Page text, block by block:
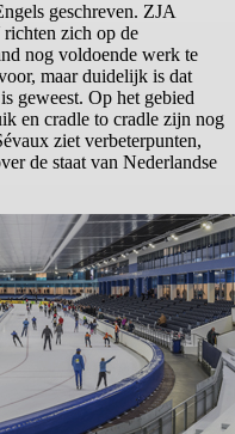
geschreven. ZJA
zich op de
nog voldoende werk te
maar duidelijk is dat
geweest. Op het gebied
en cradle to cradle zijn nog
ziet verbeterpunten,
de staat van Nederlandse